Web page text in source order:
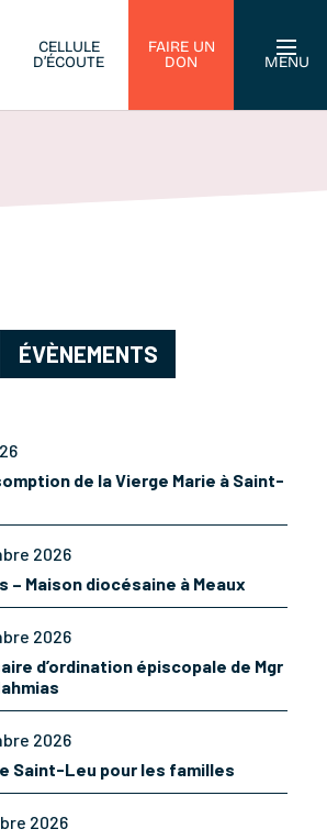
CELLULE
D’ÉCOUTE
FAIRE UN
DON
MENU
ÉVÈNEMENTS
de la Vierge Marie à Saint-
2026
– Maison diocésaine à Meaux
2026
d’ordination épiscopale de Mgr
2026
Saint-Leu pour les familles
2026